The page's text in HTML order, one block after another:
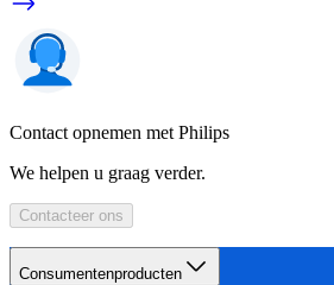
Contact opnemen met Philips
We helpen u graag verder.
Contacteer ons
Consumentenproducten